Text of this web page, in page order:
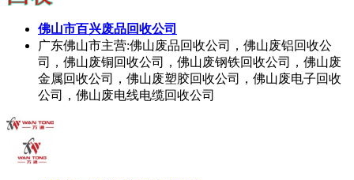
佛山市百兴废品回收公司
广东佛山市主营:佛山废品回收公司，佛山废铝回收公
司，佛山废铜回收公司，佛山废钢铁回收公司，佛山废
金属回收公司，佛山废塑胶回收公司，佛山废电子回收
公司，佛山废电线电缆回收公司